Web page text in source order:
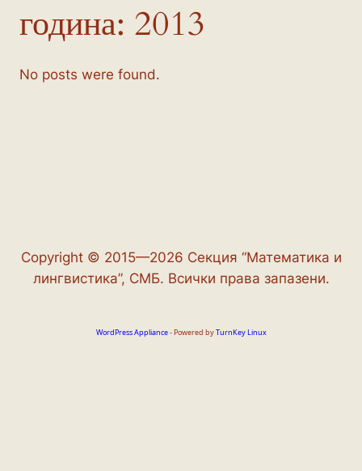
година: 2013
No posts were found.
Copyright © 2015—2026 Секция “Математика и
лингвистика”, СМБ. Всички права запазени.
WordPress Appliance- Powered byTurnKey Linux